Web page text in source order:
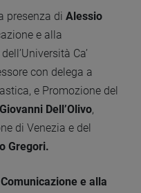
presenza di Alessio
e alla
Ca’
con delega a
e Promozione del
Giovanni Dell’Olivo,
di Venezia e del
Gregori.
e alla